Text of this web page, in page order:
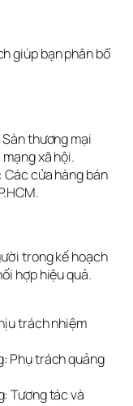
giúp bạn phân bổ
thương mại
xã hội.
cửa hàng bán
trong kế hoạch
hợp hiệu quả.
trách nhiệm
Phụ trách quảng
Tương tác và